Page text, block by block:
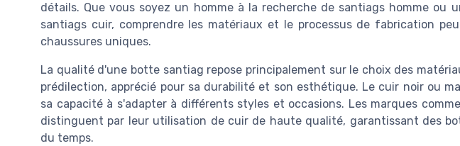
détails. Que vous soyez un homme à la recherche de santiags homme ou
santiags cuir, comprendre les matériaux et le processus de fabrication
chaussures uniques.
La qualité d'une botte santiag repose principalement sur le choix des
prédilection, apprécié pour sa durabilité et son esthétique. Le cuir noir ou
sa capacité à s'adapter à différents styles et occasions. Les marques
distinguent par leur utilisation de cuir de haute qualité, garantissant des
du temps.